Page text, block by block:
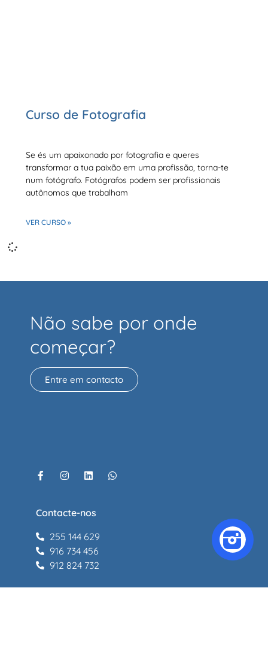
Curso de Fotografia
Se és um apaixonado por fotografia e queres
transformar a tua paixão em uma profissão, torna-te
num fotógrafo. Fotógrafos podem ser profissionais
autônomos que trabalham
VER CURSO »
Não sabe por onde
começar?
Entre em contacto
Contacte-nos
255 144 629
916 734 456
912 824 732